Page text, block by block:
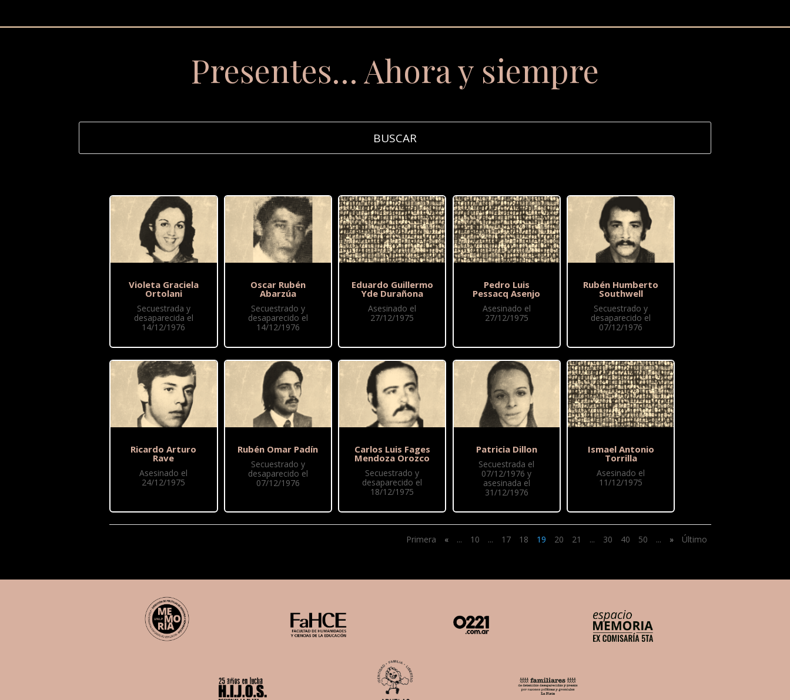
Presentes… Ahora y siempre
Violeta Graciela
Ortolani
Secuestrada y
desaparecida el
14/12/1976
Ricardo Arturo
Rave
Asesinado el
24/12/1975
Oscar Rubén
Abarzúa
Secuestrado y
desaparecido el
14/12/1976
Rubén Omar Padín
Secuestrado y
desaparecido el
07/12/1976
Eduardo Guillermo
Yde Durañona
Asesinado el
27/12/1975
Carlos Luis Fages
Mendoza Orozco
Secuestrado y
desaparecido el
18/12/1975
Pedro Luis
Pessacq Asenjo
Asesinado el
27/12/1975
Patricia Dillon
Secuestrada el
07/12/1976 y
asesinada el
31/12/1976
Rubén Humberto
Southwell
Secuestrado y
desaparecido el
07/12/1976
Ismael Antonio
Torrilla
Asesinado el
11/12/1975
Primera « ... 10 ... 17 18 19 20 21 ... 30 40 50 ... » Último